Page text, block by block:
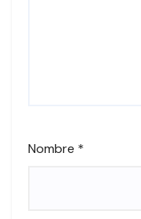
Nombre *